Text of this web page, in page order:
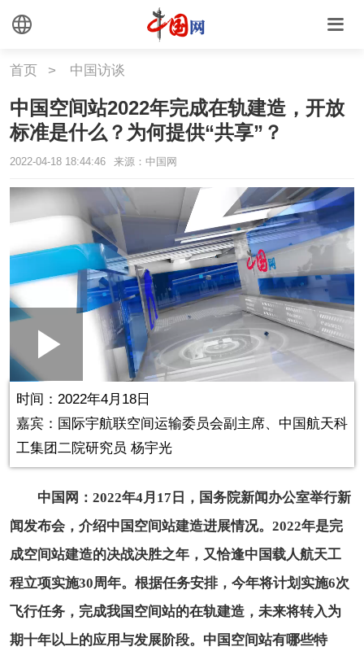
首页 > 中国访谈
中国空间站2022年完成在轨建造，开放
标准是什么？为何提供“共享”？
2022-04-18 18:44:46 来源：中国网
Play
Video
Picture-
in-
Picture
时间：2022年4月18日
嘉宾：​国际宇航联空间运输委员会副主席、中国航天科
工集团二院研究员 杨宇光
中国网：2022年4月17日，国务院新闻办公室举行新
闻发布会，介绍中国空间站建造进展情况。2022年是完
成空间站建造的决战决胜之年，又恰逢中国载人航天工
程立项实施30周年。根据任务安排，今年将计划实施6次
飞行任务，完成我国空间站的在轨建造，未来将转入为
期十年以上的应用与发展阶段。中国空间站有哪些特